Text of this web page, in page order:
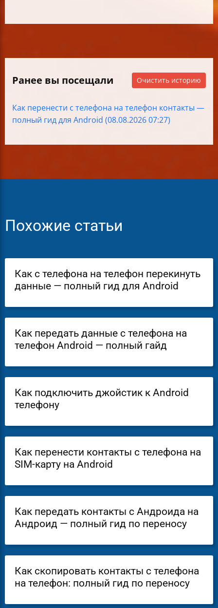
Ранее вы посещали Очистить историю
Как перенести с телефона на телефон контакты —
полный гид для Android (08.08.2026 07:27)
Похожие статьи
Как с телефона на телефон перекинуть
данные — полный гид для Android
Как передать данные с телефона на
телефон Android — полный гайд
Как подключить джойстик к Android
телефону
Как перенести контакты с телефона на
SIM-карту на Android
Как передать контакты с Андроида на
Андроид — полный гид по переносу
Как скопировать контакты с телефона
на телефон: полный гид по переносу